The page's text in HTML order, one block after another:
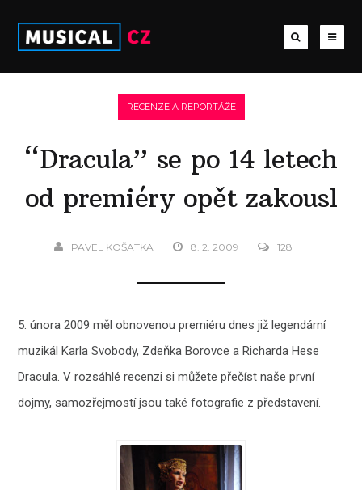
RECENZE A REPORTÁŽE
“Dracula” se po 14 letech
od premiéry opět zakousl
PAVEL KOŠATKA 8. 2. 2009 128
5. února 2009 měl obnovenou premiéru dnes již legendární
muzikál Karla Svobody, Zdeňka Borovce a Richarda Hese
Dracula. V rozsáhlé recenzi si můžete přečíst naše první
dojmy, samozřejmostí jsou také fotografie z představení.